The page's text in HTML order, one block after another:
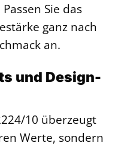
Sie das
ganz nach
an.
und Design-
10 überzeugt
Werte, sondern